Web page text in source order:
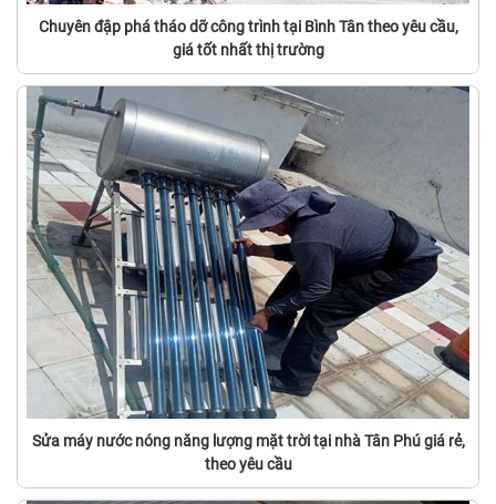
Chuyên đập phá tháo dỡ công trình tại Bình Tân theo yêu cầu,
giá tốt nhất thị trường
Sửa máy nước nóng năng lượng mặt trời tại nhà Tân Phú giá rẻ,
theo yêu cầu